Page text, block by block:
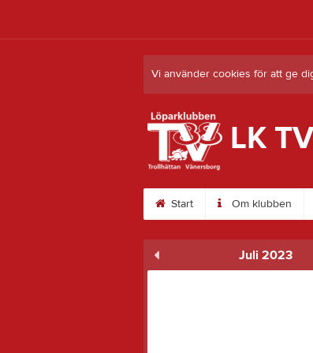
Vi använder cookies för att ge
LK
Start Om klubben
Juli 2023